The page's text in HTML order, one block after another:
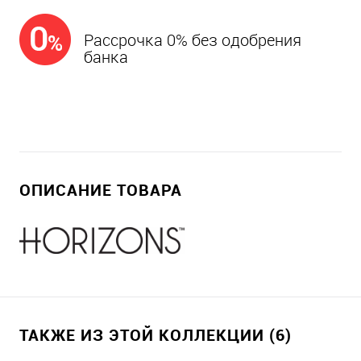
Рассрочка 0% без одобрения
банка
ОПИСАНИЕ ТОВАРА
ТАКЖЕ ИЗ ЭТОЙ КОЛЛЕКЦИИ (6)